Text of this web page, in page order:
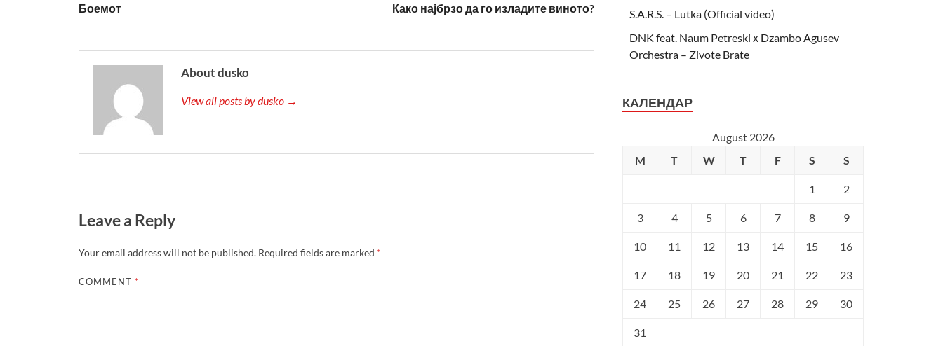
Боемот Како најбрзо да го изладите виното?
About dusko
View all posts by dusko →
Leave a Reply
Your email address will not be published. Required fields are marked *
COMMENT*
S.A.R.S. – Lutka (Official video)
DNK feat. Naum Petreski х Dzambo Agusev
Orchestra – Zivote Brate
КАЛЕНДАР
August 2026
M
T W T F S S
1 2
3 4 5 6 7 8 9
10 11 12 13 14 15 16
17 18 19 20 21 22 23
24 25 26 27 28 29 30
31